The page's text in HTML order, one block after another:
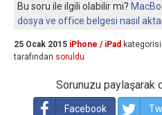
Bu soru ile ilgili olabilir mi?
dosya ve office belgesi nasıl
25 Ocak 2015 iPhone / iPad
tarafından soruldu
Sorunuzu paylaşarak
Facebook